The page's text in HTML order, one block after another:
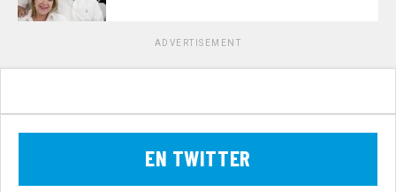
ADVERTISEMENT
EN TWITTER